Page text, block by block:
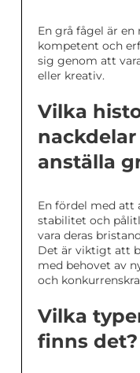
En grå fågel är
kompetent och
sig genom att
eller kreativ.
Vilka
anställa
En fördel med att
stabilitet och
vara deras
Det är viktigt att
med behovet av
och
Vilka
finns det?